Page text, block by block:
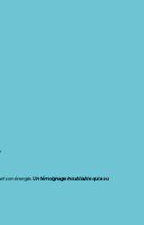
son énergie.Un témoignage inoubliable qui a su